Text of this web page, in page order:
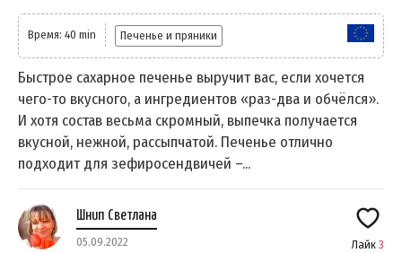
Время: 40 min Печенье и пряники
Быстрое сахарное печенье выручит вас, если хочется
чего-то вкусного, а ингредиентов «раз-два и обчёлся».
И хотя состав весьма скромный, выпечка получается
вкусной, нежной, рассыпчатой. Печенье отлично
подходит для зефиросендвичей –...
Шнип Светлана
05.09.2022 Лайк 3